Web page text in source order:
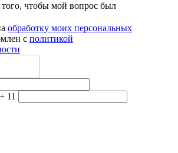
чтобы мой вопрос был
обработку моих персональных
с политикой
11